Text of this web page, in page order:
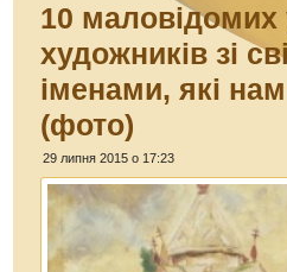
10 маловідомих
художників зі
іменами, які
(фото)
29 липня 2015 о 17:23